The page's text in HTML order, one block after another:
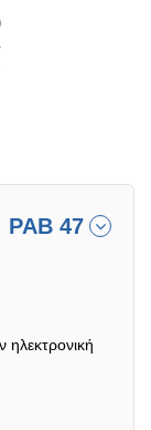
PAB 47
ηλεκτρονική